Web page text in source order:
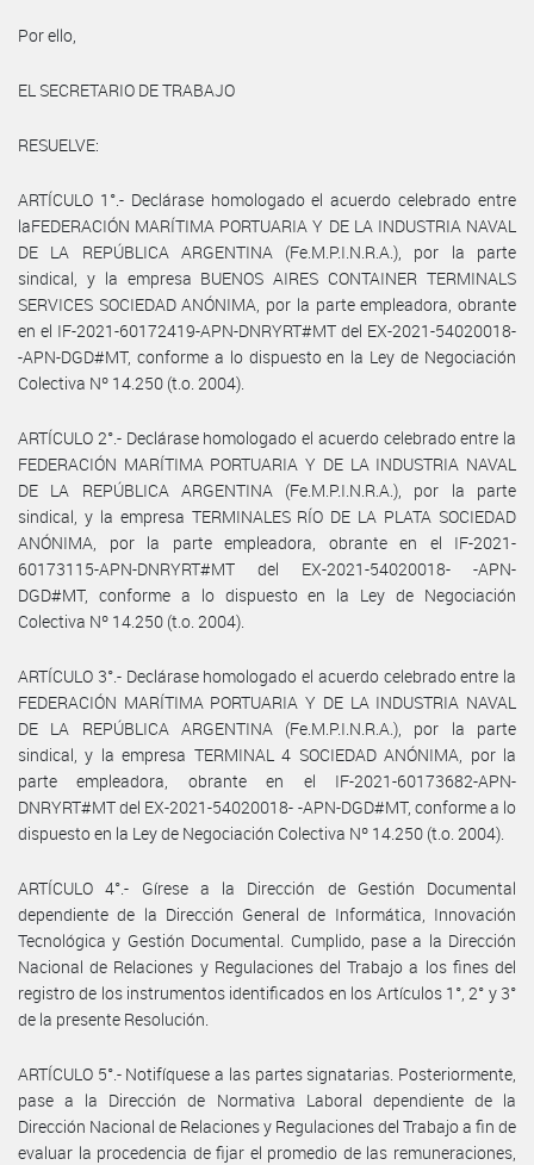
Por ello,
EL SECRETARIO DE TRABAJO
RESUELVE:
ARTÍCULO 1°.- Declárase homologado el acuerdo celebrado entre
laFEDERACIÓN MARÍTIMA PORTUARIA Y DE LA INDUSTRIA NAVAL
DE LA REPÚBLICA ARGENTINA (Fe.M.P.I.N.R.A.), por la parte
sindical, y la empresa BUENOS AIRES CONTAINER TERMINALS
SERVICES SOCIEDAD ANÓNIMA, por la parte empleadora, obrante
en el IF-2021-60172419-APN-DNRYRT#MT del EX-2021-54020018-
-APN-DGD#MT, conforme a lo dispuesto en la Ley de Negociación
Colectiva Nº 14.250 (t.o. 2004).
ARTÍCULO 2°.- Declárase homologado el acuerdo celebrado entre la
FEDERACIÓN MARÍTIMA PORTUARIA Y DE LA INDUSTRIA NAVAL
DE LA REPÚBLICA ARGENTINA (Fe.M.P.I.N.R.A.), por la parte
sindical, y la empresa TERMINALES RÍO DE LA PLATA SOCIEDAD
ANÓNIMA, por la parte empleadora, obrante en el IF-2021-
60173115-APN-DNRYRT#MT del EX-2021-54020018- -APN-
DGD#MT, conforme a lo dispuesto en la Ley de Negociación
Colectiva Nº 14.250 (t.o. 2004).
ARTÍCULO 3°.- Declárase homologado el acuerdo celebrado entre la
FEDERACIÓN MARÍTIMA PORTUARIA Y DE LA INDUSTRIA NAVAL
DE LA REPÚBLICA ARGENTINA (Fe.M.P.I.N.R.A.), por la parte
sindical, y la empresa TERMINAL 4 SOCIEDAD ANÓNIMA, por la
parte empleadora, obrante en el IF-2021-60173682-APN-
DNRYRT#MT del EX-2021-54020018- -APN-DGD#MT, conforme a lo
dispuesto en la Ley de Negociación Colectiva Nº 14.250 (t.o. 2004).
ARTÍCULO 4°.- Gírese a la Dirección de Gestión Documental
dependiente de la Dirección General de Informática, Innovación
Tecnológica y Gestión Documental. Cumplido, pase a la Dirección
Nacional de Relaciones y Regulaciones del Trabajo a los fines del
registro de los instrumentos identificados en los Artículos 1°, 2° y 3°
de la presente Resolución.
ARTÍCULO 5°.- Notifíquese a las partes signatarias. Posteriormente,
pase a la Dirección de Normativa Laboral dependiente de la
Dirección Nacional de Relaciones y Regulaciones del Trabajo a fin de
evaluar la procedencia de fijar el promedio de las remuneraciones,